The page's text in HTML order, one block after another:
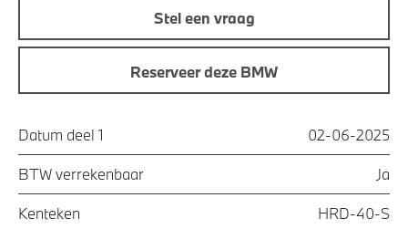
Stel een vraag
Reserveer deze BMW
Datum deel 1 02-06-2025
BTW verrekenbaar Ja
Kenteken HRD-40-S